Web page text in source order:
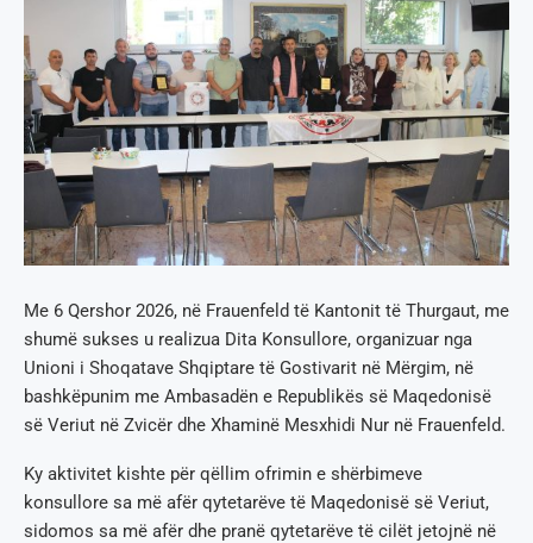
Me 6 Qershor 2026, në Frauenfeld të Kantonit të Thurgaut, me
shumë sukses u realizua Dita Konsullore, organizuar nga
Unioni i Shoqatave Shqiptare të Gostivarit në Mërgim, në
bashkëpunim me Ambasadën e Republikës së Maqedonisë
së Veriut në Zvicër dhe Xhaminë Mesxhidi Nur në Frauenfeld.
Ky aktivitet kishte për qëllim ofrimin e shërbimeve
konsullore sa më afër qytetarëve të Maqedonisë së Veriut,
sidomos sa më afër dhe pranë qytetarëve të cilët jetojnë në